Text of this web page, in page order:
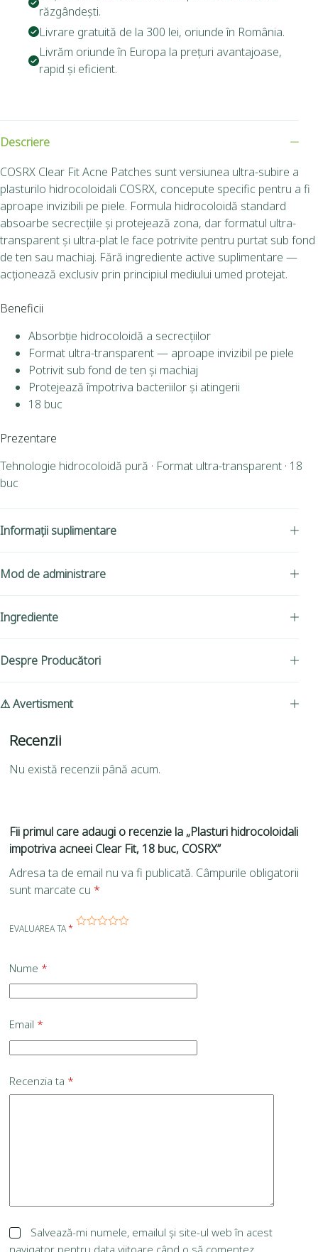
răzgândești.
Livrare gratuită de la 300 lei, oriunde în România.
Livrăm oriunde în Europa la prețuri avantajoase,
rapid și eficient.
Descriere
COSRX Clear Fit Acne Patches sunt versiunea ultra-subire a
plasturilo hidrocoloidali COSRX, concepute specific pentru a fi
aproape invizibili pe piele. Formula hidrocoloidă standard
absoarbe secrecțiile și protejează zona, dar formatul ultra-
transparent și ultra-plat le face potrivite pentru purtat sub fond
de ten sau machiaj. Fără ingrediente active suplimentare —
acționează exclusiv prin principiul mediului umed protejat.
Beneficii
Absorbție hidrocoloidă a secrecțiilor
Format ultra-transparent — aproape invizibil pe piele
Potrivit sub fond de ten și machiaj
Protejează împotriva bacteriilor și atingerii
18 buc
Prezentare
Tehnologie hidrocoloidă pură · Format ultra-transparent · 18
buc
Informații suplimentare
Mod de administrare
Ingrediente
Despre Producători
⚠ Avertisment
Recenzii
Nu există recenzii până acum.
Fii primul care adaugi o recenzie la „Plasturi hidrocoloidali
impotriva acneei Clear Fit, 18 buc, COSRX”
Adresa ta de email nu va fi publicată. Câmpurile obligatorii
sunt marcate cu *
EVALUAREA TA*
Nume *
Email *
Recenzia ta *
Salvează-mi numele, emailul și site-ul web în acest